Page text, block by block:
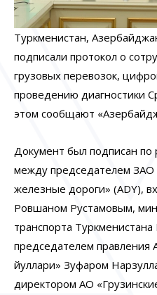
Туркменистан,
подписали протокол о
грузовых перевозок,
проведению диагностики
этом сообщают
Документ был подписан по
между председателем ЗАО
железные дороги» (ADY),
Ровшаном Рустамовым,
транспорта
председателем правления
йуллари» Зуфаром
директором АО